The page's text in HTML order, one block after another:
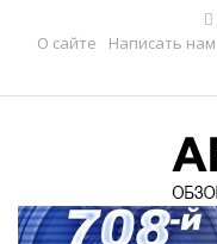
О сайте
Написать нам